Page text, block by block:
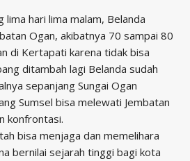
hari lima malam, Belanda
Ogan, akibatnya 70 sampai 80
di Kertapati karena tidak bisa
ditambah lagi Belanda sudah
sepanjang Sungai Ogan
Sumsel bisa melewati Jembatan
konfrontasi.
bisa menjaga dan memelihara
bernilai sejarah tinggi bagi kota